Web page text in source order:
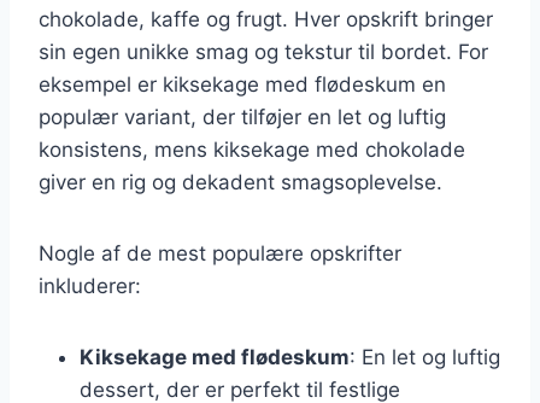
chokolade, kaffe og frugt. Hver opskrift bringer
sin egen unikke smag og tekstur til bordet. For
eksempel er kiksekage med flødeskum en
populær variant, der tilføjer en let og luftig
konsistens, mens kiksekage med chokolade
giver en rig og dekadent smagsoplevelse.
Nogle af de mest populære opskrifter
inkluderer:
Kiksekage med flødeskum: En let og luftig
dessert, der er perfekt til festlige